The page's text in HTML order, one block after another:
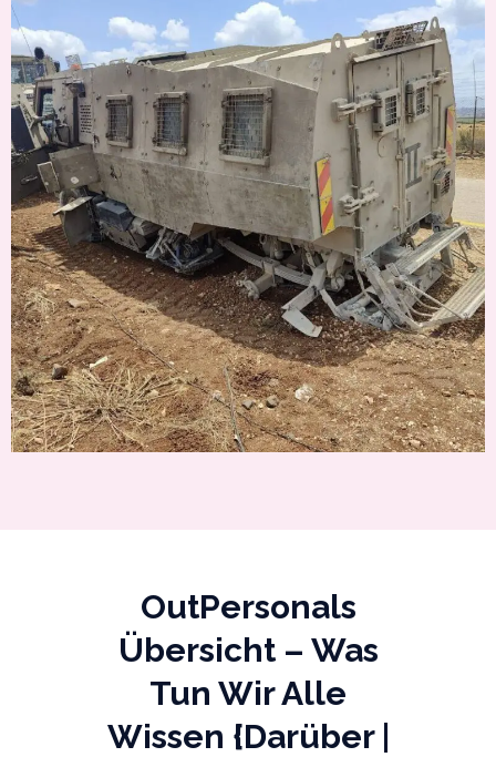
OutPersonals
Übersicht – Was
Tun Wir Alle
Wissen {darüber |